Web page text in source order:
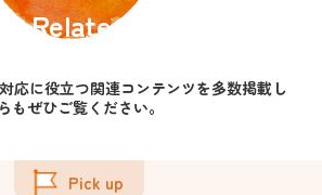
Related
応に役立つ関連コンテンツを多数掲載し
もぜひご覧ください。
Pick up